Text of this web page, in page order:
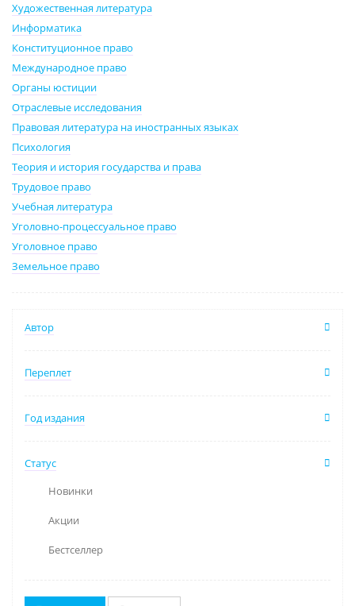
Художественная литература
Информатика
Конституционное право
Международное право
Органы юстиции
Отраслевые исследования
Правовая литература на иностранных языках
Психология
Теория и история государства и права
Трудовое право
Учебная литература
Уголовно-процессуальное право
Уголовное право
Земельное право
Автор
Переплет
Год издания
Статус
Новинки
Акции
Бестселлер